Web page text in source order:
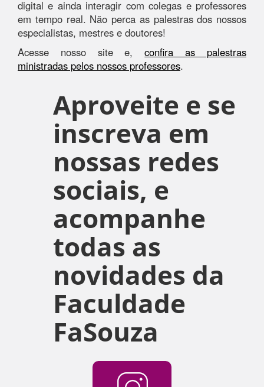
digital e ainda interagir com colegas e professores
em tempo real. Não perca as palestras dos nossos
especialistas, mestres e doutores!
Acesse nosso site e,confira as palestras
ministradas pelos nossos professores.
Aproveite e se
inscreva em
nossas redes
sociais, e
acompanhe
todas as
novidades da
Faculdade
FaSouza